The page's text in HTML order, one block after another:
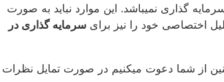
گذاری نمیباشد. این موارد نباید به صورت
اختصاصی خود را نیز برای سرمایه گذاری در
از شما دعوت میکنیم در صورت تمایل نظرات